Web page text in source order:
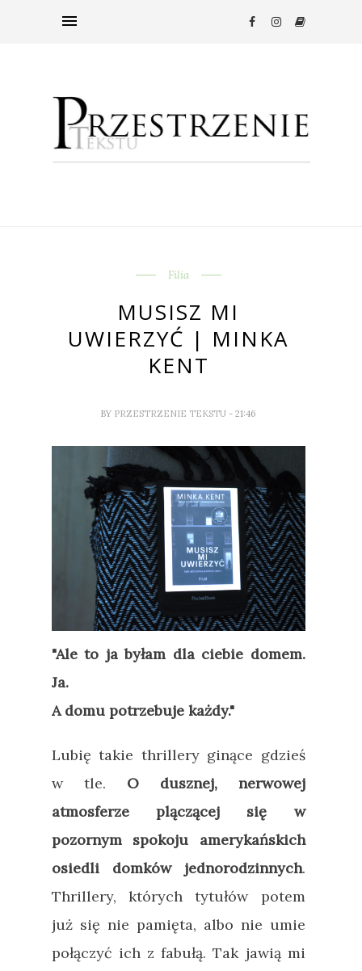
Filia
MUSISZ MI
UWIERZYĆ | MINKA
KENT
BY PRZESTRZENIE TEKSTU - 21:46
"Ale to ja byłam dla ciebie domem.
Ja.
A domu potrzebuje każdy."
Lubię takie thrillery ginące gdzieś
w tle. O dusznej, nerwowej
atmosferze plączącej się w
pozornym spokoju amerykańskich
osiedli domków jednorodzinnych.
Thrillery, których tytułów potem
już się nie pamięta, albo nie umie
połączyć ich z fabułą. Tak jawią mi